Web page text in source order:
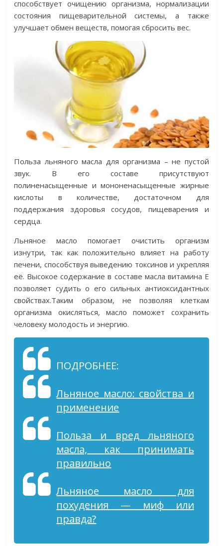
способствует очищению организма, нормализации
состояния пищеварительной системы, а также
улучшает обмен веществ, помогая сбросить вес.
Польза льняного масла для организма – не пустой
звук. В его составе присутствуют
полиненасыщенные и мононенасыщенные жирные
кислоты в количестве, достаточном для
поддержания здоровья сосудов, пищеварения и
сердца.
Льняное масло помогает очистить организм
изнутри, так как положительно влияет на работу
печени, способствуя выведению токсинов и укрепляя
её. Высокое содержание в составе масла витамина Е
позволяет судить о его сильных антиоксидантных
свойствах.Таким образом, не позволяя клеткам
организма окисляться, масло поможет сохранить
человеку молодость и энергию.
ПОДРОБНЕЕ:
Льняное масло: свойства и
применение
Польза и вред льняного
масла, как принимать
правильно
Льняное масло для
похудения — миф или
правда?